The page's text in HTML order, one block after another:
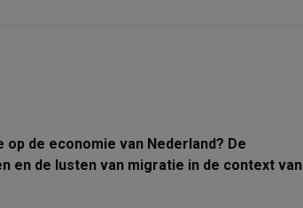
de economie van Nederland? De
en de lusten van migratie in de context van